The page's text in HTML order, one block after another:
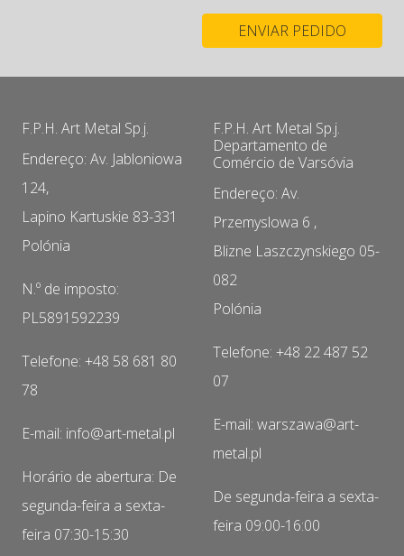
F.P.H. Art Metal Sp.j.
Endereço: Av. Jabloniowa
124,
Lapino Kartuskie 83-331
Polónia
N.º de imposto:
PL5891592239
Telefone: +48 58 681 80
78
E-mail: info@art-metal.pl
Horário de abertura: De
segunda-feira a sexta-
feira 07:30-15:30
F.P.H. Art Metal Sp.j.
Departamento de
Comércio de Varsóvia
Endereço: Av.
Przemyslowa 6 ,
Blizne Laszczynskiego 05-
082
Polónia
Telefone: +48 22 487 52
07
E-mail: warszawa@art-
metal.pl
De segunda-feira a sexta-
feira 09:00-16:00